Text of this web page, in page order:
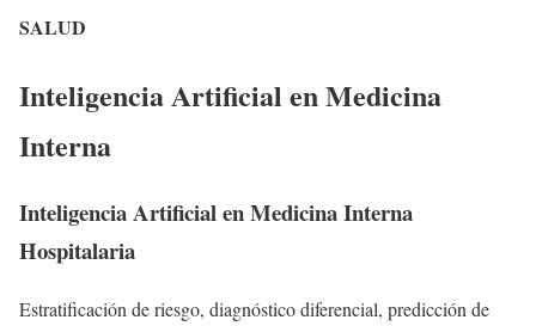
SALUD
Inteligencia Artificial en Medicina
Interna
Inteligencia Artificial en Medicina Interna
Hospitalaria
Estratificación de riesgo, diagnóstico diferencial, predicción de